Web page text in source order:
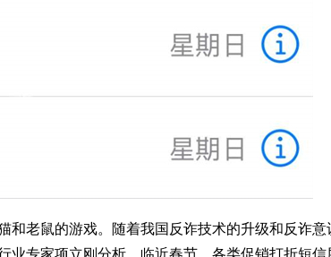
和老鼠的游戏。随着我国反诈技术的升级和反诈意
业专家项立刚分析，临近春节，各类促销打折短信